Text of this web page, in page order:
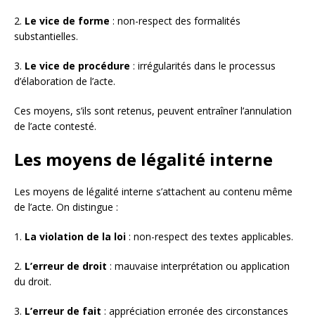
2. Le vice de forme : non-respect des formalités
substantielles.
3. Le vice de procédure : irrégularités dans le processus
d’élaboration de l’acte.
Ces moyens, s’ils sont retenus, peuvent entraîner l’annulation
de l’acte contesté.
Les moyens de légalité interne
Les moyens de légalité interne s’attachent au contenu même
de l’acte. On distingue :
1. La violation de la loi : non-respect des textes applicables.
2. L’erreur de droit : mauvaise interprétation ou application
du droit.
3. L’erreur de fait : appréciation erronée des circonstances